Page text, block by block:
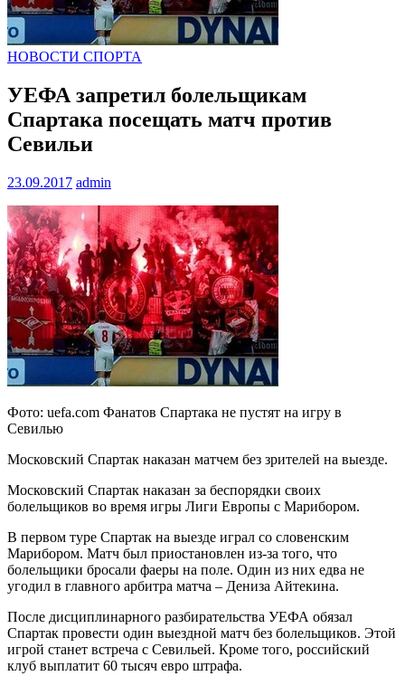
НОВОСТИ СПОРТА
УЕФА запретил болельщикам
Спартака посещать матч против
Севильи
23.09.2017 admin
Фото: uefa.com Фанатов Спартака не пустят на игру в
Севилью
Московский Спартак наказан матчем без зрителей на выезде.
Московский Спартак наказан за беспорядки своих
болельщиков во время игры Лиги Европы с Марибором.
В первом туре Спартак на выезде играл со словенским
Марибором. Матч был приостановлен из-за того, что
болельщики бросали фаеры на поле. Один из них едва не
угодил в главного арбитра матча – Дениза Айтекина.
После дисциплинарного разбирательства УЕФА обязал
Спартак провести один выездной матч без болельщиков. Этой
игрой станет встреча с Севильей. Кроме того, российский
клуб выплатит 60 тысяч евро штрафа.